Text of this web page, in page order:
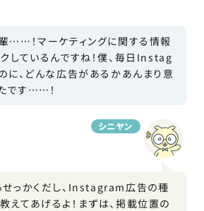
……！マーケティングに関する情報
クしているんですね！僕、毎日Instag
に、どんな広告があるかあんまり意
です……！
シニヤン
せっかくだし、Instagram広告の種
えてあげるよ！まずは、掲載位置の